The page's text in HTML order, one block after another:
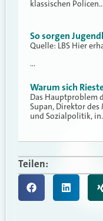
klassischen
So sorgen
Quelle: LBS Hier
…
Warum sich
Das Hauptproblem
Supan, Direktor
und Sozialpolitik,
Teilen: